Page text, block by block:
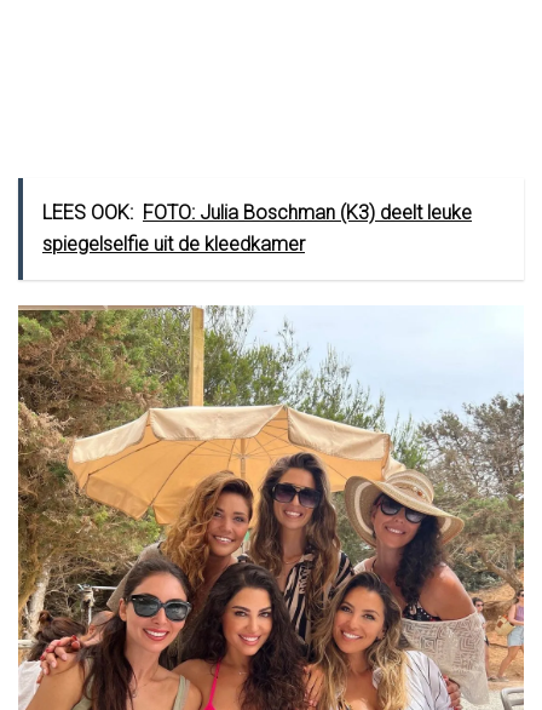
LEES OOK: FOTO: Julia Boschman (K3) deelt leuke
spiegelselfie uit de kleedkamer